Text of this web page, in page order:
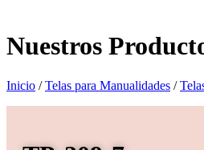
Nuestros
Inicio /Telas para Manualidades /